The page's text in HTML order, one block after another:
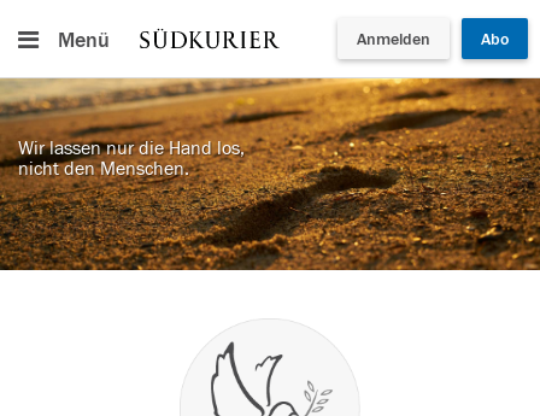
Menü Anmelden Abo
Wir lassen nur die Hand los,
nicht den Menschen.